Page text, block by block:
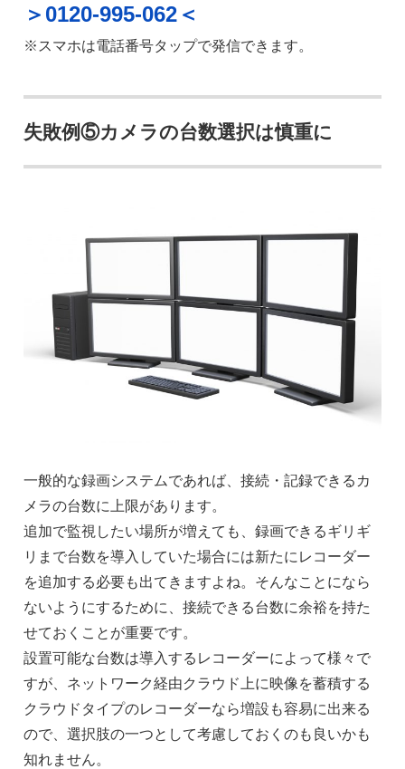
＞0120-995-062＜
※スマホは電話番号タップで発信できます。
失敗例⑤カメラの台数選択は慎重に
一般的な録画システムであれば、接続・記録できるカ
メラの台数に上限があります。
追加で監視したい場所が増えても、録画できるギリギ
リまで台数を導入していた場合には新たにレコーダー
を追加する必要も出てきますよね。そんなことになら
ないようにするために、接続できる台数に余裕を持た
せておくことが重要です。
設置可能な台数は導入するレコーダーによって様々で
すが、ネットワーク経由クラウド上に映像を蓄積する
クラウドタイプのレコーダーなら増設も容易に出来る
ので、選択肢の一つとして考慮しておくのも良いかも
知れません。